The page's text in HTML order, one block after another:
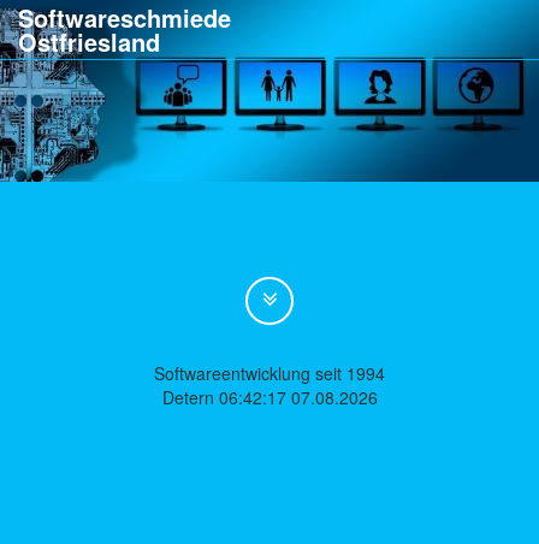
Softwareschmiede
Ostfriesland
Softwareentwicklung seit 1994
Detern 06:42:17 07.08.2026